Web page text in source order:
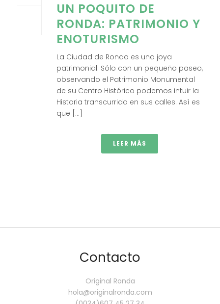
UN POQUITO DE
RONDA: PATRIMONIO Y
ENOTURISMO
La Ciudad de Ronda es una joya
patrimonial. Sólo con un pequeño paseo,
observando el Patrimonio Monumental
de su Centro Histórico podemos intuir la
Historia transcurrida en sus calles. Así es
que [...]
LEER MÁS
Contacto
Original Ronda
hola@originalronda.com